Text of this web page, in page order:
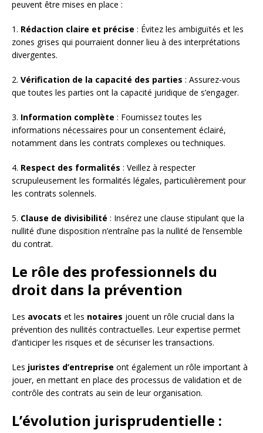
peuvent être mises en place :
1. Rédaction claire et précise : Évitez les ambiguïtés et les
zones grises qui pourraient donner lieu à des interprétations
divergentes.
2. Vérification de la capacité des parties : Assurez-vous
que toutes les parties ont la capacité juridique de s’engager.
3. Information complète : Fournissez toutes les
informations nécessaires pour un consentement éclairé,
notamment dans les contrats complexes ou techniques.
4. Respect des formalités : Veillez à respecter
scrupuleusement les formalités légales, particulièrement pour
les contrats solennels.
5. Clause de divisibilité : Insérez une clause stipulant que la
nullité d’une disposition n’entraîne pas la nullité de l’ensemble
du contrat.
Le rôle des professionnels du
droit dans la prévention
Les avocats et les notaires jouent un rôle crucial dans la
prévention des nullités contractuelles. Leur expertise permet
d’anticiper les risques et de sécuriser les transactions.
Les juristes d’entreprise ont également un rôle important à
jouer, en mettant en place des processus de validation et de
contrôle des contrats au sein de leur organisation.
L’évolution jurisprudentielle :